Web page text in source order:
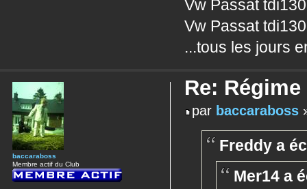
Vw Passat
Vw Passat
...tous les jours
Re:
par baccaraboss
Freddy a
Mer14 a
baccaraboss
Membre actif du Club